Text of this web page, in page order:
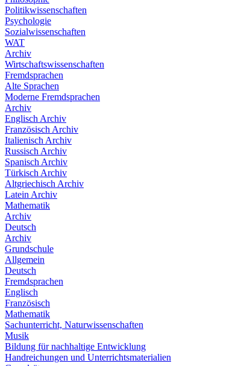
Politikwissenschaften
Psychologie
Sozialwissenschaften
WAT
Archiv
Wirtschaftswissenschaften
Fremdsprachen
Alte Sprachen
Moderne Fremdsprachen
Archiv
Englisch Archiv
Französisch Archiv
Italienisch Archiv
Russisch Archiv
Spanisch Archiv
Türkisch Archiv
Altgriechisch Archiv
Latein Archiv
Mathematik
Archiv
Deutsch
Archiv
Grundschule
Allgemein
Deutsch
Fremdsprachen
Englisch
Französisch
Mathematik
Sachunterricht, Naturwissenschaften
Musik
Bildung für nachhaltige Entwicklung
Handreichungen und Unterrichtsmaterialien